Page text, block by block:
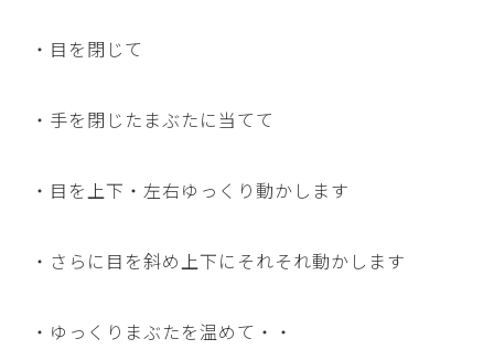
・目を閉じて
・手を閉じたまぶたに当てて
・目を上下・左右ゆっくり動かします
・さらに目を斜め上下にそれそれ動かします
・ゆっくりまぶたを温めて・・